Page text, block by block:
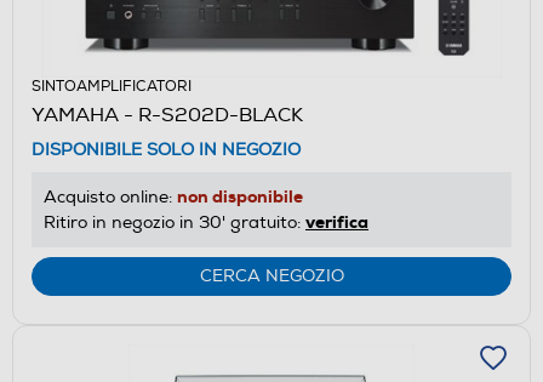
SINTOAMPLIFICATORI
YAMAHA - R-S202D-BLACK
DISPONIBILE SOLO IN NEGOZIO
Acquisto online: non disponibile
Ritiro in negozio in 30' gratuito: verifica
CERCA NEGOZIO